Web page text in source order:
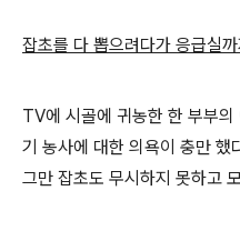
잡초를 다 뽑으려다가 응급실
TV에 시골에 귀농한 한 부부
기 농사에 대한 의욕이 충만 했
그만 잡초도 무시하지 못하고